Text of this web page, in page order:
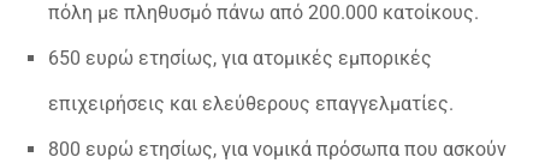
πόλη με πληθυσμό πάνω από 200.000 κατοίκους.
650 ευρώ ετησίως, για ατομικές εμπορικές
επιχειρήσεις και ελεύθερους επαγγελματίες.
800 ευρώ ετησίως, για νομικά πρόσωπα που ασκούν